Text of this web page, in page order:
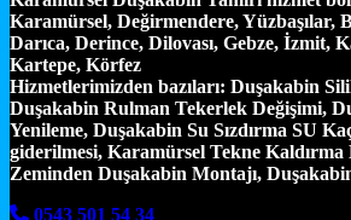
Karamürsel, Değirmendere, Yüzbaşılar,
Darıca, Derince, Dilovası, Gebze, İzmit,
Kartepe, Körfez
Hizmetlerimizden bazıları: Duşakabin
Duşakabin Rulman Tekerlek Değişimi,
Yenileme, Duşakabin Su Sızdırma SU
giderilmesi, Karamürsel Tekne
Zeminden Duşakabin Montajı,
0543 501 54 34